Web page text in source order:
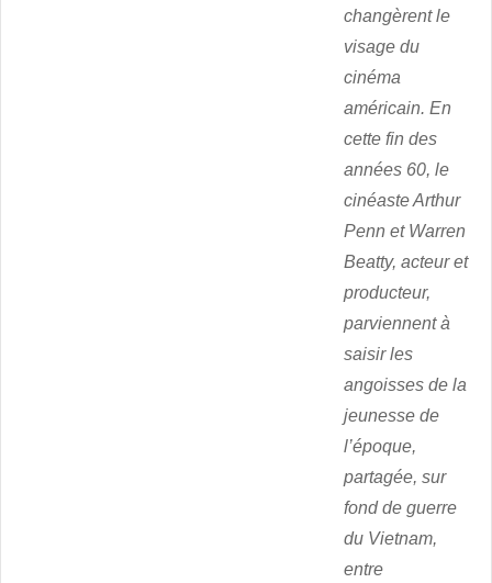
changèrent le
visage du
cinéma
américain. En
cette fin des
années 60, le
cinéaste Arthur
Penn et Warren
Beatty, acteur et
producteur,
parviennent à
saisir les
angoisses de la
jeunesse de
l’époque,
partagée, sur
fond de guerre
du Vietnam,
entre